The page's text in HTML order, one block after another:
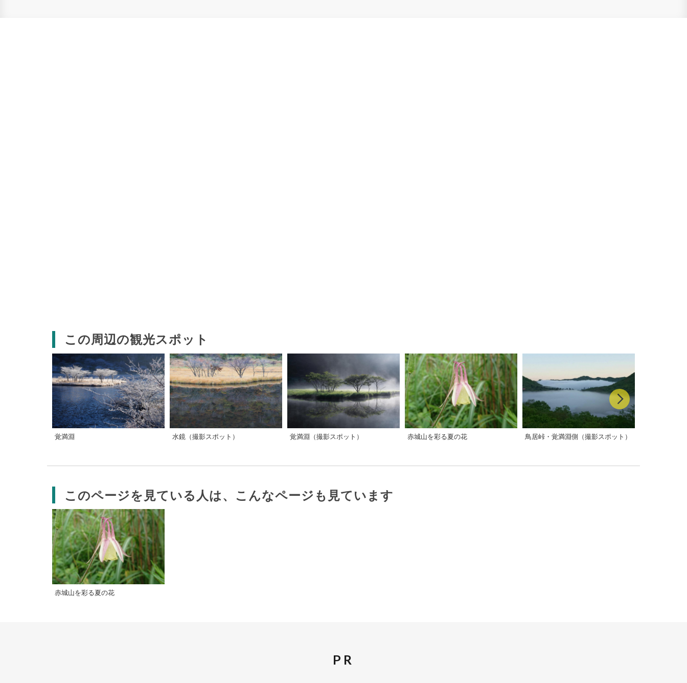
この周辺の観光スポット
覚満淵 水鏡（撮影スポット） 覚満淵（撮影スポット） 赤城山を彩る夏の花 鳥居峠・覚満淵側（撮影スポット）
このページを見ている人は、こんなページも見ています
赤城山を彩る夏の花
PR